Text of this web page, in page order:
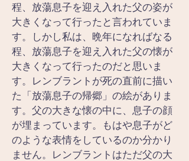
程、放蕩息子を迎え入れた父の姿が
大きくなって行ったと言われていま
す。しかし私は、晩年になればなる
程、放蕩息子を迎え入れた父の懐が
大きくなって行ったのだと思いま
す。レンブラントが死の直前に描い
た「放蕩息子の帰郷」の絵がありま
す。父の大きな懐の中に、息子の顔
が埋まっています。もはや息子がど
のような表情をしているのか分かり
ません。レンブラントはただ父の大